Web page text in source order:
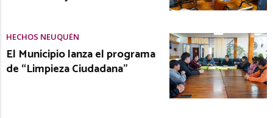
HECHOS NEUQUÉN
El Municipio lanza el programa
de “Limpieza Ciudadana”